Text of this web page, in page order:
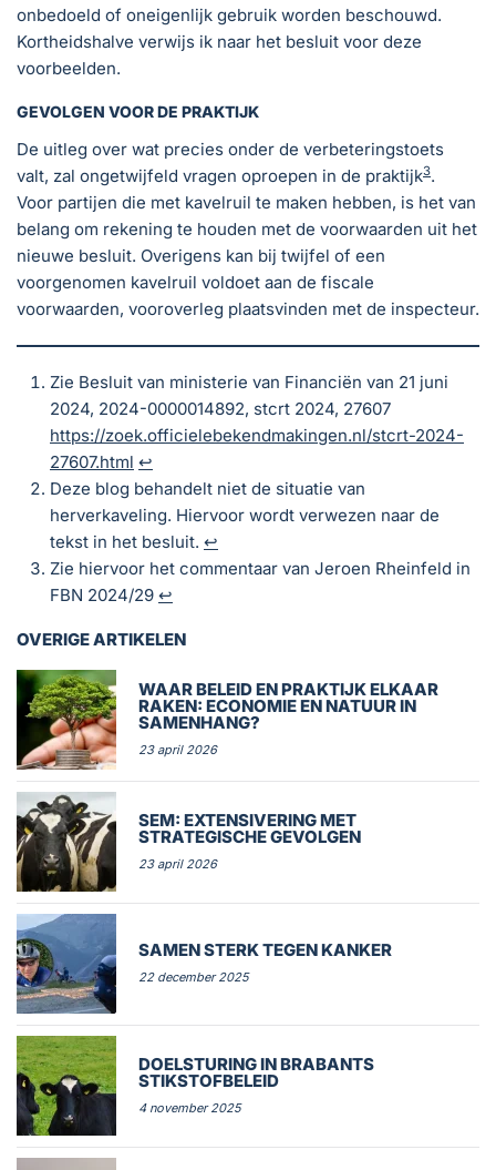
onbedoeld of oneigenlijk gebruik worden beschouwd.
Kortheidshalve verwijs ik naar het besluit voor deze
voorbeelden.
GEVOLGEN VOOR DE PRAKTIJK
De uitleg over wat precies onder de verbeteringstoets
valt, zal ongetwijfeld vragen oproepen in de praktijk3.
Voor partijen die met kavelruil te maken hebben, is het van
belang om rekening te houden met de voorwaarden uit het
nieuwe besluit. Overigens kan bij twijfel of een
voorgenomen kavelruil voldoet aan de fiscale
voorwaarden, vooroverleg plaatsvinden met de inspecteur.
Zie Besluit van ministerie van Financiën van 21 juni
2024, 2024-0000014892, stcrt 2024, 27607
https://zoek.officielebekendmakingen.nl/stcrt-2024-
27607.html ↩︎
Deze blog behandelt niet de situatie van
herverkaveling. Hiervoor wordt verwezen naar de
tekst in het besluit. ↩︎
Zie hiervoor het commentaar van Jeroen Rheinfeld in
FBN 2024/29 ↩︎
OVERIGE ARTIKELEN
WAAR BELEID EN PRAKTIJK ELKAAR
RAKEN: ECONOMIE EN NATUUR IN
SAMENHANG?
23 april 2026
SEM: EXTENSIVERING MET
STRATEGISCHE GEVOLGEN
23 april 2026
SAMEN STERK TEGEN KANKER
22 december 2025
DOELSTURING IN BRABANTS
STIKSTOFBELEID
4 november 2025